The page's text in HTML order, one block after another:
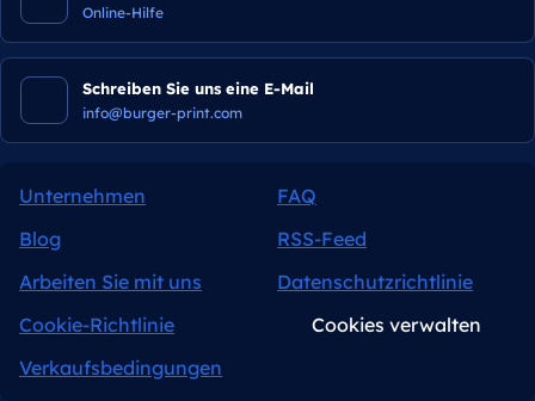
Online-Hilfe
Schreiben Sie uns eine E-Mail
info@burger-print.com
Unternehmen
FAQ
Blog
RSS-Feed
Arbeiten Sie mit uns
Datenschutzrichtlinie
Cookie-Richtlinie
Cookies verwalten
Verkaufsbedingungen